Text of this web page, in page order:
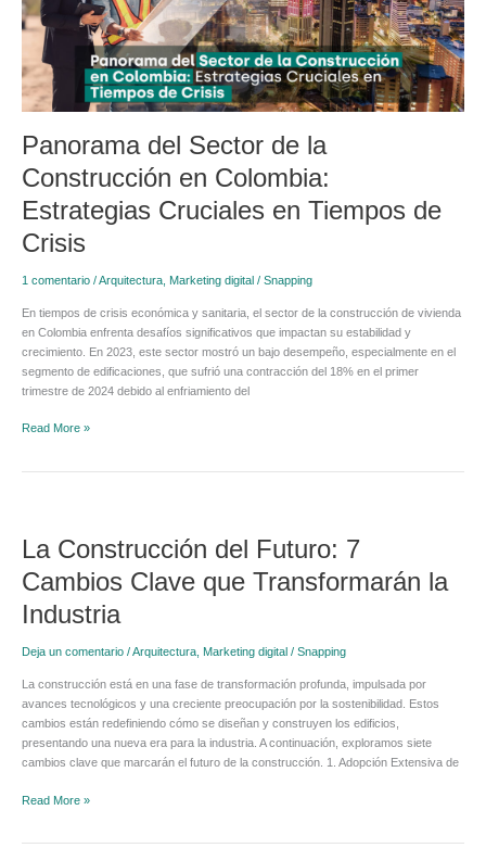
Panorama del Sector de la
Construcción en Colombia:
Estrategias Cruciales en Tiempos de
Crisis
1 comentario /Arquitectura Marketing digital / Snapping
En tiempos de crisis económica y sanitaria, el sector de la construcción de vivienda
en Colombia enfrenta desafíos significativos que impactan su estabilidad y
crecimiento. En 2023, este sector mostró un bajo desempeño, especialmente en el
segmento de edificaciones, que sufrió una contracción del 18% en el primer
trimestre de 2024 debido al enfriamiento del
en
Colombia:
Estrategias
Cruciales
en
de
Crisis
Read More »
La Construcción del Futuro: 7
Cambios Clave que Transformarán la
Industria
Deja un comentario /Arquitectura Marketing digital / Snapping
La construcción está en una fase de transformación profunda, impulsada por
avances tecnológicos y una creciente preocupación por la sostenibilidad. Estos
cambios están redefiniendo cómo se diseñan y construyen los edificios,
presentando una nueva era para la industria. A continuación, exploramos siete
cambios clave que marcarán el futuro de la construcción. 1. Adopción Extensiva de
del
7
Cambios
Clave
Transformarán
la
Industria
Read More »